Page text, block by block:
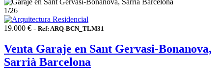
1/26
19.000 € - Ref: ARQ-BCN_TLM31
Venta Garaje en Sant Gervasi-Bonanova,
Sarrià Barcelona